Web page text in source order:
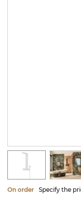
On order Specify the